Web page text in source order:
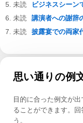
ビジネスシーン
講演者への謝辞
披露宴での両家
思い通りの例
目的に合った例文が
ることができます。
う。